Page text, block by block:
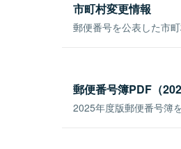
市町村変更情報
郵便番号を公表した市
郵便番号簿PDF（
2025年度版郵便番号簿